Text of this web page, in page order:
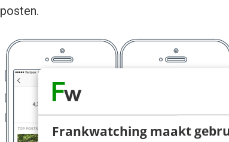
Frankwatching maakt
posten.